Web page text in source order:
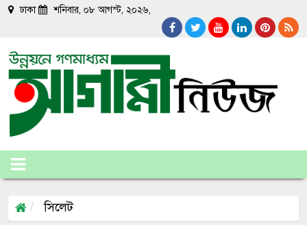
ঢাকা শনিবার, ০৮ আগস্ট, ২০২৬,
সিলেট